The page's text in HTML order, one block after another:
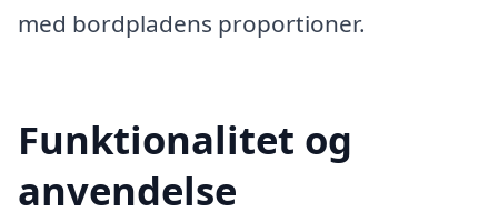
med bordpladens proportioner.
Funktionalitet og
anvendelse